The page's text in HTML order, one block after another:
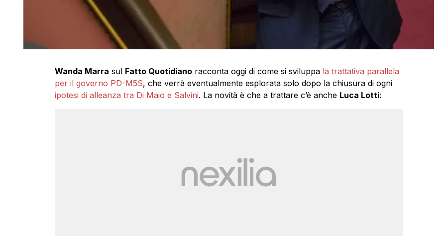
Wanda Marra sul Fatto Quotidianoracconta oggi di come si sviluppa la trattativa parallela
per il governo PD-M5S, che verrà eventualmente esplorata solo dopo la chiusura di ogni
ipotesi di alleanza tra Di Maio e Salvini. La novità è che a trattare c’è anche Luca Lotti: